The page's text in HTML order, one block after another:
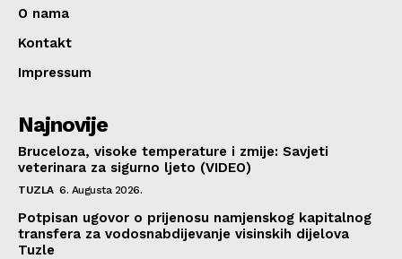
O nama
Kontakt
Impressum
Najnovije
Bruceloza, visoke temperature i zmije: Savjeti
veterinara za sigurno ljeto (VIDEO)
TUZLA 6. Augusta 2026.
Potpisan ugovor o prijenosu namjenskog kapitalnog
transfera za vodosnabdijevanje visinskih dijelova
Tuzle